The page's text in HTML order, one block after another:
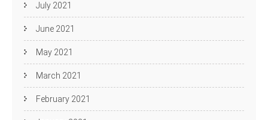
July 2021
June 2021
May 2021
March 2021
February 2021